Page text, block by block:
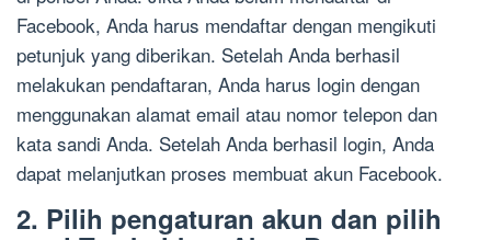
Facebook, Anda harus mendaftar dengan mengikuti
petunjuk yang diberikan. Setelah Anda berhasil
melakukan pendaftaran, Anda harus login dengan
menggunakan alamat email atau nomor telepon dan
kata sandi Anda. Setelah Anda berhasil login, Anda
dapat melanjutkan proses membuat akun Facebook.
2. Pilih pengaturan akun dan pilih